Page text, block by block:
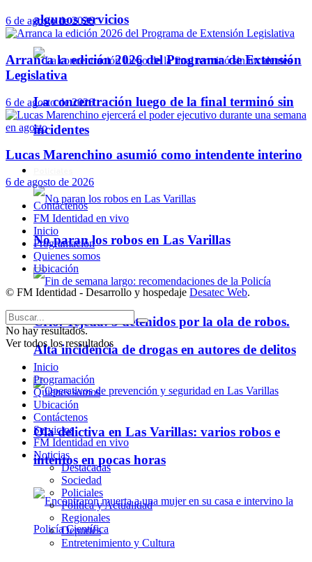
algunos servicios
La concentración luego de la final terminó sin
incidentes
No paran los robos en Las Varillas
Crio. Tejeda: 3 detenidos por la ola de robos.
Alta incidencia de drogas en autores de delitos
Ola delictiva en Las Varillas: varios robos e
intentos en pocas horas
6 de agosto de 2026
Arranca la edición 2026 del Programa de Extensión
Legislativa
6 de agosto de 2026
Lucas Marenchino asumió como intendente interino
6 de agosto de 2026
Contáctenos
FM Identidad en vivo
Inicio
Programación
Quienes somos
Ubicación
© FM Identidad - Desarrollo y hospedaje Desatec Web.
No hay resultados.
Ver todos los ressultados
Inicio
Programación
Quienes somos
Ubicación
Contáctenos
Servicios
FM Identidad en vivo
Noticias
Destacadas
Sociedad
Policiales
Política y Actualidad
Regionales
Deportes
Entretenimiento y Cultura